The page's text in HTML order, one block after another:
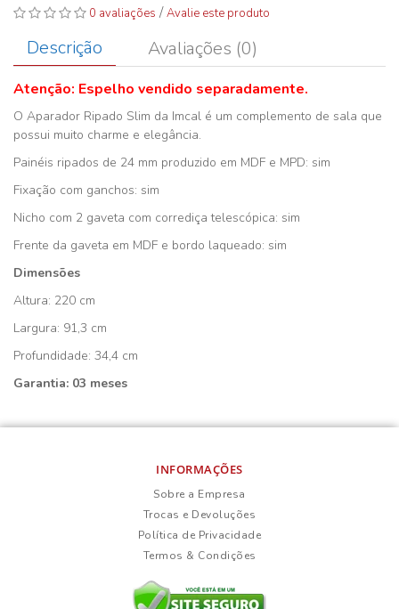
0 avaliações /Avalie este produto
Descrição Avaliações (0)
Atenção: Espelho vendido separadamente.
O Aparador Ripado Slim da Imcal é um complemento de sala que
possui muito charme e elegância.
Painéis ripados de 24 mm produzido em MDF e MPD: sim
Fixação com ganchos: sim
Nicho com 2 gaveta com corrediça telescópica: sim
Frente da gaveta em MDF e bordo laqueado: sim
Dimensões
Altura: 220 cm
Largura: 91,3 cm
Profundidade: 34,4 cm
Garantia: 03 meses
INFORMAÇÕES
Sobre a Empresa
Trocas e Devoluções
Política de Privacidade
Termos & Condições